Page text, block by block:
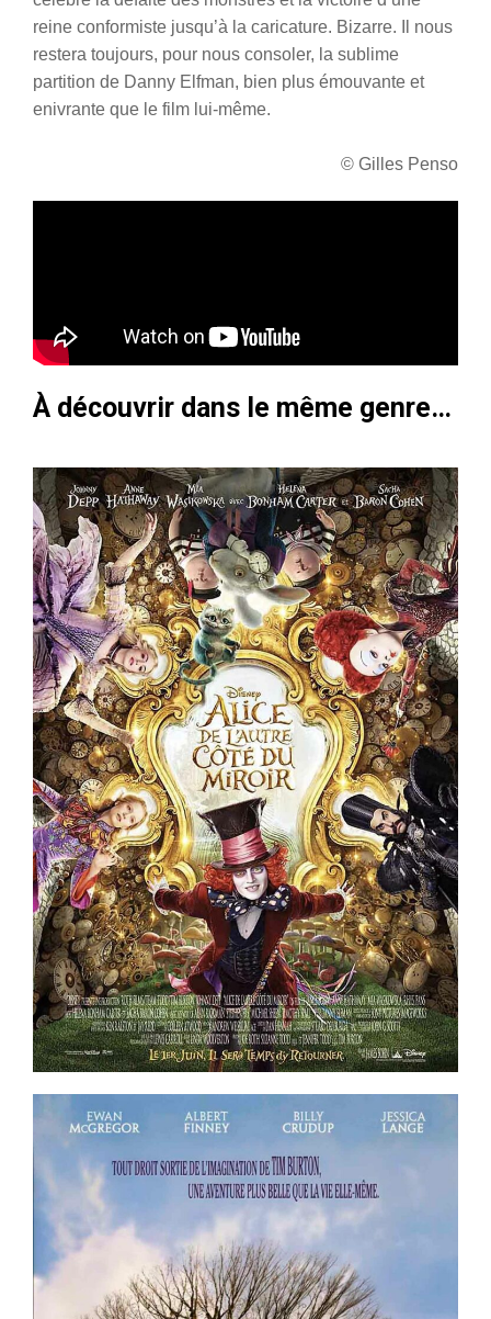
reine conformiste jusqu’à la caricature. Bizarre. Il nous
restera toujours, pour nous consoler, la sublime
partition de Danny Elfman, bien plus émouvante et
enivrante que le film lui-même.
© Gilles Penso
À découvrir dans le même genre…